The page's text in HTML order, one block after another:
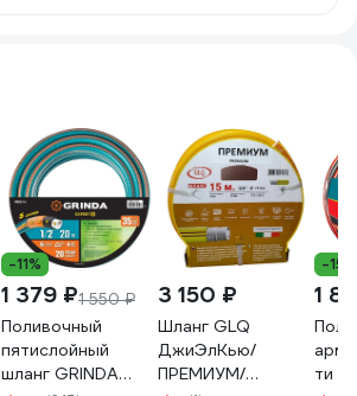
-11%
1 379 ₽1 550 ₽
Поливочный
пятислойный
шланг GRINDA
3 150 ₽
Шланг GLQ
ДжиЭлКью/
ПРЕМИУМ/
-15%
1
ти